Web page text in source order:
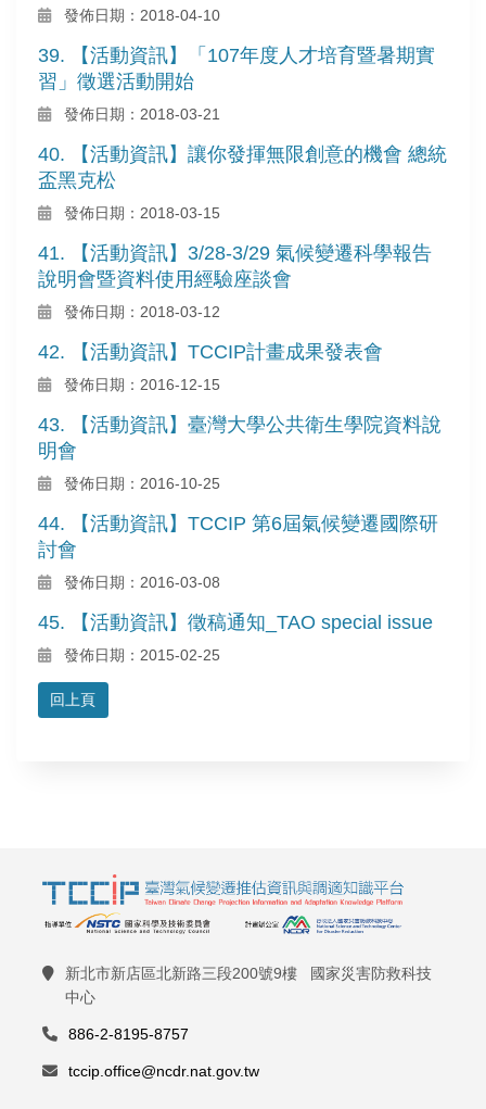
發佈日期：2018-04-10
39. 【活動資訊】「107年度人才培育暨暑期實
習」徵選活動開始
發佈日期：2018-03-21
40. 【活動資訊】讓你發揮無限創意的機會 總統
盃黑克松
發佈日期：2018-03-15
41. 【活動資訊】3/28-3/29 氣候變遷科學報告
說明會暨資料使用經驗座談會
發佈日期：2018-03-12
42. 【活動資訊】TCCIP計畫成果發表會
發佈日期：2016-12-15
43. 【活動資訊】臺灣大學公共衛生學院資料說
明會
發佈日期：2016-10-25
44. 【活動資訊】TCCIP 第6屆氣候變遷國際研
討會
發佈日期：2016-03-08
45. 【活動資訊】徵稿通知_TAO special issue
發佈日期：2015-02-25
回上頁
新北市新店區北新路三段200號9樓 國家災害防救科技
中心
886-2-8195-8757
tccip.office@ncdr.nat.gov.tw